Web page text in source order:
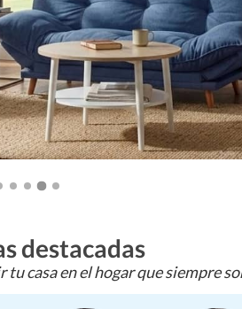
destacadas
casa en el hogar que siempre